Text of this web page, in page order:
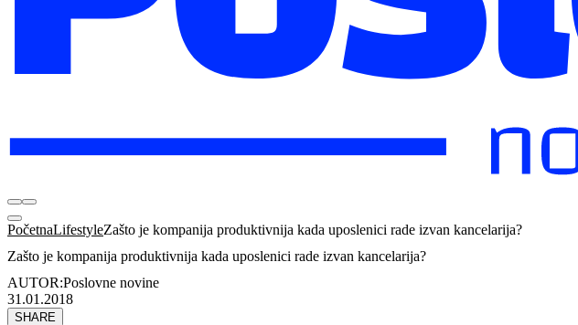
PočetnaLifestyleZašto je kompanija produktivnija kada uposlenici rade izvan kancelarija?
Zašto je kompanija produktivnija kada uposlenici rade izvan kancelarija?
AUTOR:Poslovne novine
31.01.2018
SHARE